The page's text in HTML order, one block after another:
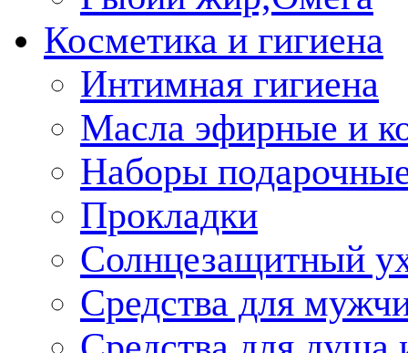
Косметика и гигиена
Интимная гигиена
Масла эфирные и
Наборы
Прокладки
Солнцезащитный
Средства для